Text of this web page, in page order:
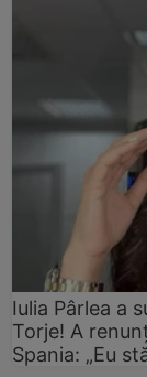
Iulia Pârlea a
Torje! A
Spania: „Eu